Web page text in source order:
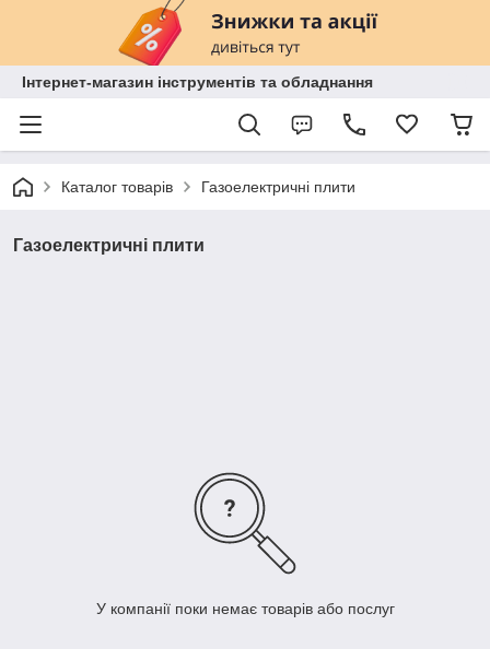
Інтернет-магазин інструментів та обладнання
Каталог товарів Газоелектричні плити
Газоелектричні плити
У компанії поки немає товарів або послуг